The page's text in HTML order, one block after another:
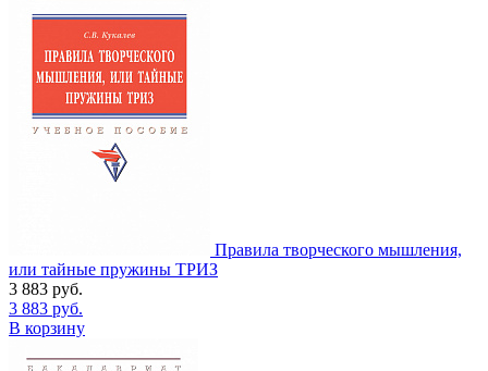
Правила творческого мышления,
или тайные пружины ТРИЗ
3 883 руб.
3 883 руб.
В корзину